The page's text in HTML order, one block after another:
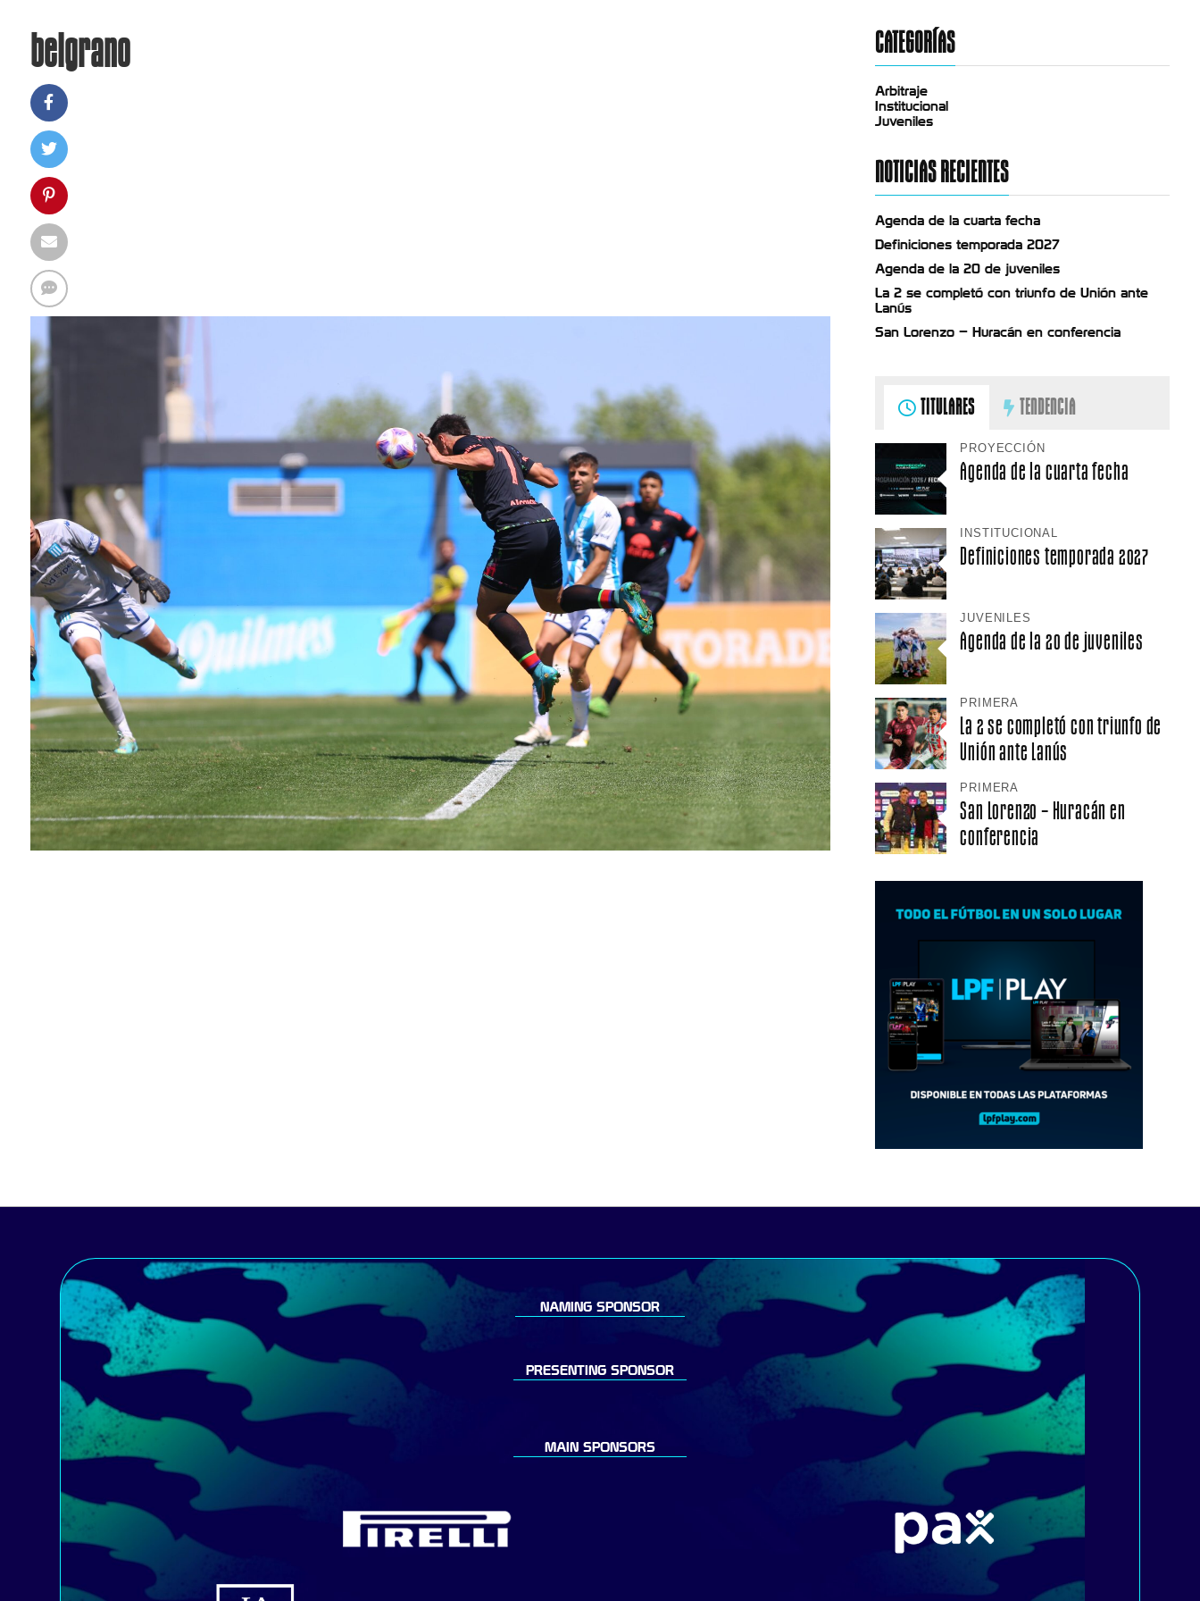
belgrano CATEGORÍAS
Arbitraje
Institucional
Juveniles
NOTICIAS RECIENTES
Agenda de la cuarta fecha
Definiciones temporada 2027
Agenda de la 20 de juveniles
La 2 se completó con triunfo de Unión ante
Lanús
San Lorenzo – Huracán en conferencia
TITULARES TENDENCIA
PROYECCIÓN
Agenda de la cuarta fecha
INSTITUCIONAL
Definiciones temporada 2027
JUVENILES
Agenda de la 20 de juveniles
PRIMERA
La 2 se completó con triunfo de
Unión ante Lanús
PRIMERA
San Lorenzo – Huracán en
conferencia
NAMING SPONSOR
PRESENTING SPONSOR
MAIN SPONSORS